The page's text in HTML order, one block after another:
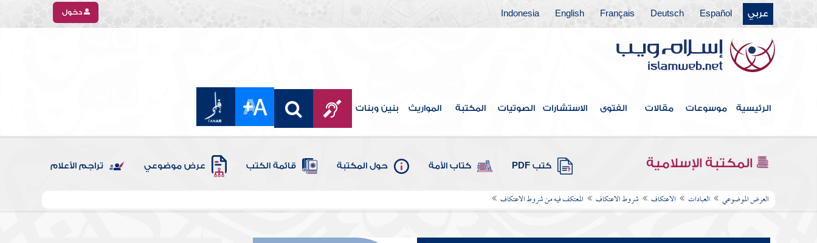
عربي Español
Deutsch
Français
English
Indonesia دخول
الرئيسية موسوعات مقالات الفتوى الاستشارات الصوتيات المكتبة المواريث بنين وبنات
المكتبة الإسلامية كتب PDF كتاب الأمة حول المكتبة قائمة الكتب عرض موضوعي تراجم الأعلام
العرض الموضوعي العبادات الاعتكاف شروط الاعتكاف المعتكف فيه من شروط الاعتكاف